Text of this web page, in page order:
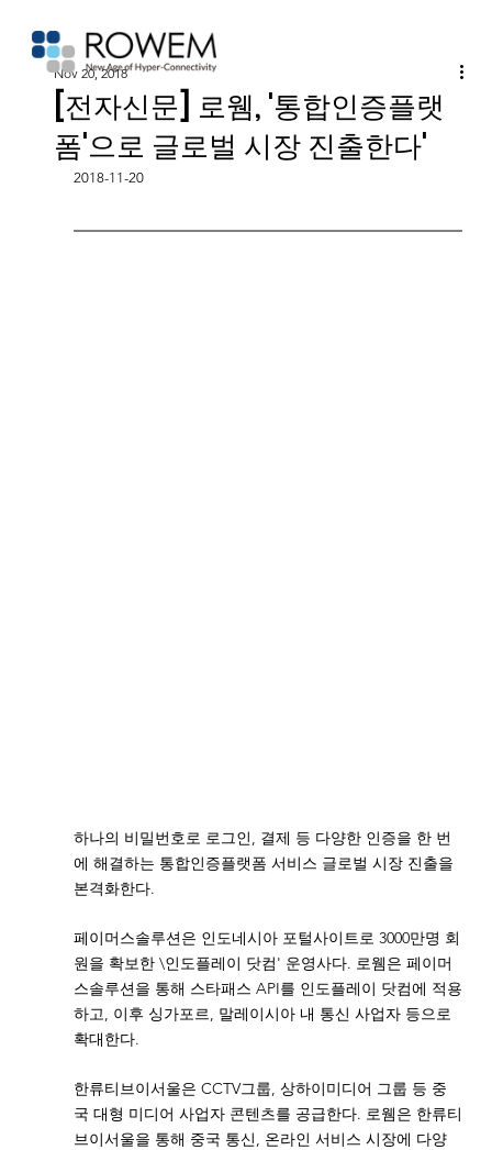
[전자신문] 로웸, '통합인증플랫
폼'으로 글로벌 시장 진출한다'
Nov 20, 2018
2018-11-20
하나의 비밀번호로 로그인, 결제 등 다양한 인증을 한 번
에 해결하는 통합인증플랫폼 서비스 글로벌 시장 진출을
본격화한다.
페이머스솔루션은 인도네시아 포털사이트로 3000만명 회
원을 확보한 \인도플레이 닷컴' 운영사다. 로웸은 페이머
스솔루션을 통해 스타패스 API를 인도플레이 닷컴에 적용
하고, 이후 싱가포르, 말레이시아 내 통신 사업자 등으로
확대한다.
한류티브이서울은 CCTV그룹, 상하이미디어 그룹 등 중
국 대형 미디어 사업자 콘텐츠를 공급한다. 로웸은 한류티
브이서울을 통해 중국 통신, 온라인 서비스 시장에 다양